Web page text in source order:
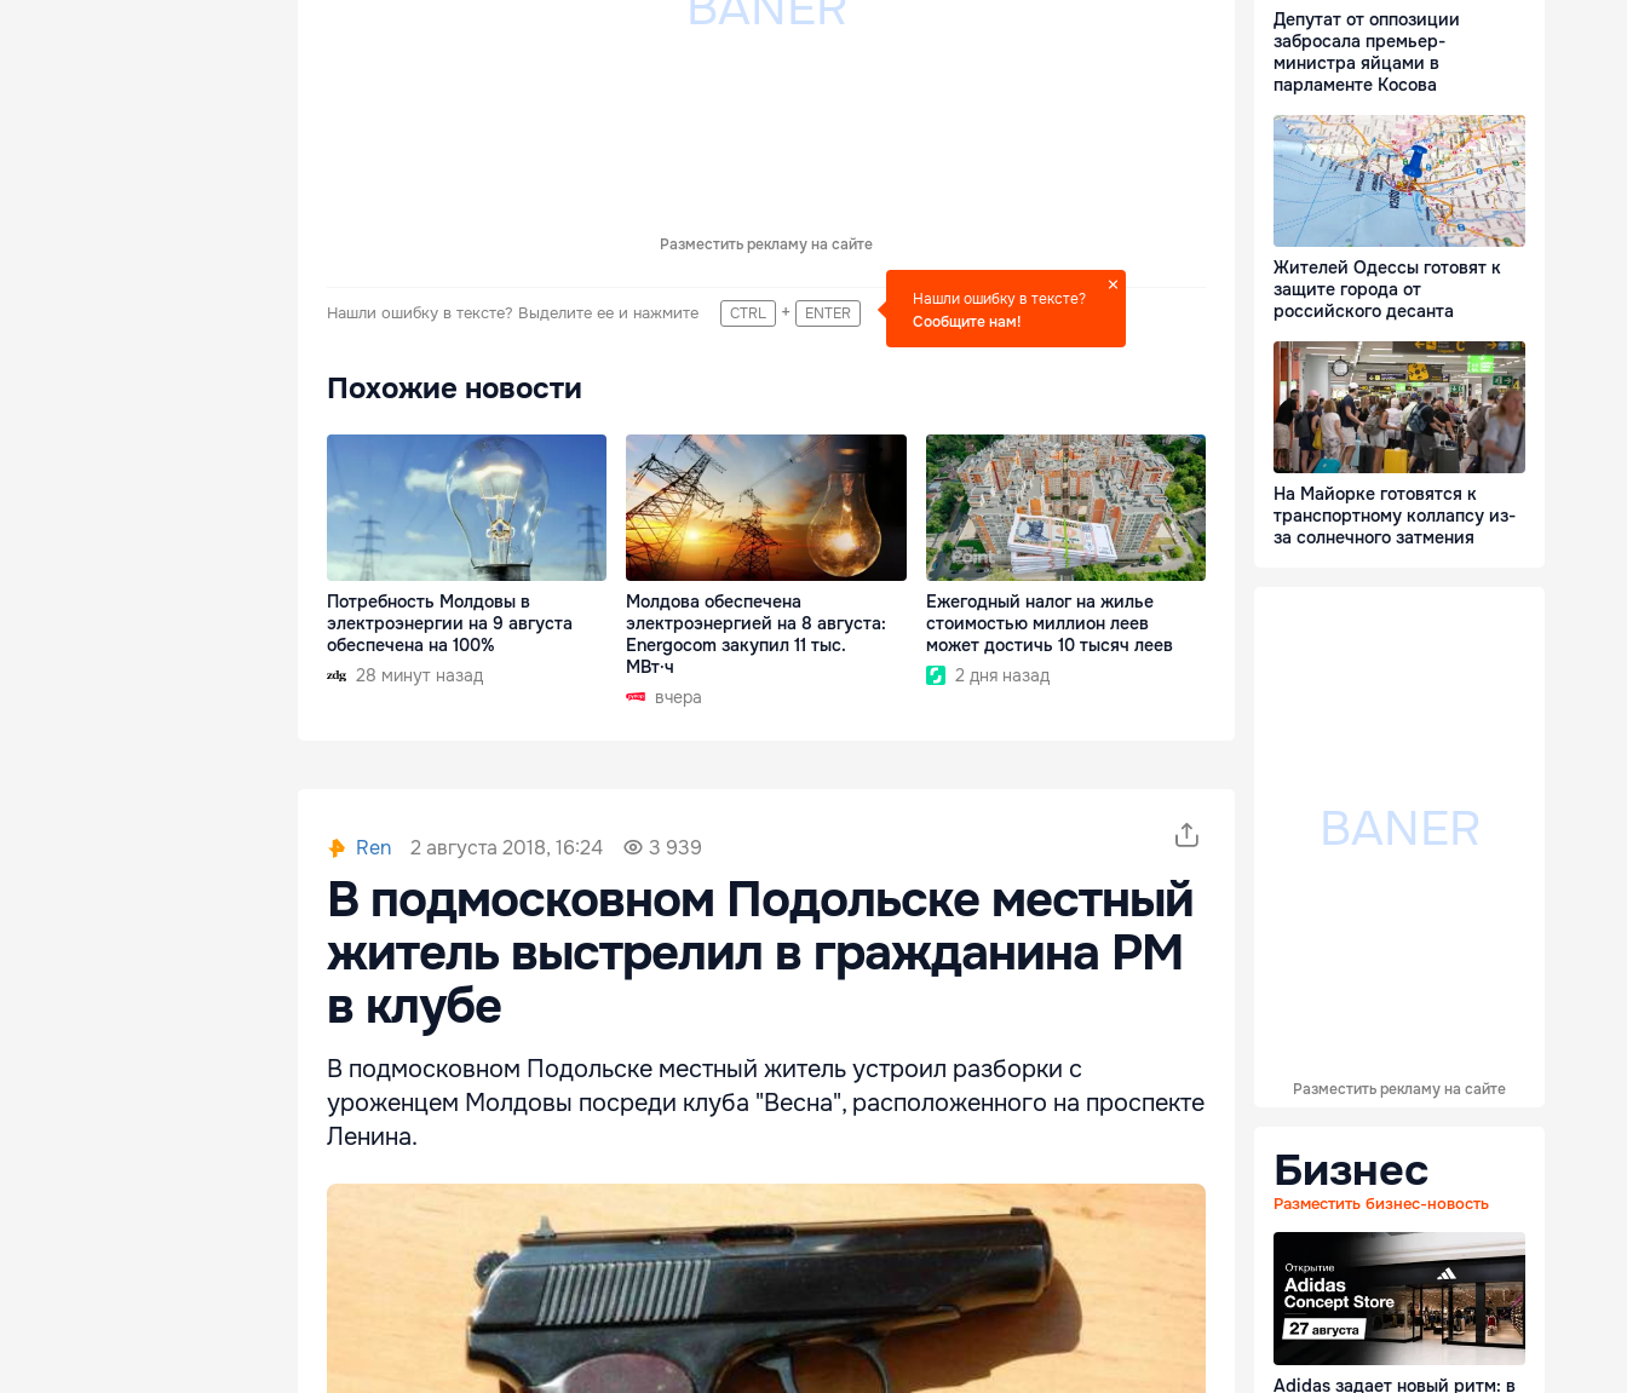
Разместить рекламу на сайте
Нашли ошибку в тексте? Выделите ее и нажмите CTRL + ENTER
Нашли ошибку в тексте?
Сообщите нам!
Похожие новости
Потребность Молдовы в
электроэнергии на 9 августа
обеспечена на 100%
28 минут назад
Молдова обеспечена
электроэнергией на 8 августа:
Energocom закупил 11 тыс.
МВт·ч
вчера
Ежегодный налог на жилье
стоимостью миллион леев
может достичь 10 тысяч леев
2 дня назад
Ren 2 августа 2018, 16:24 3 939
В подмосковном Подольске местный
житель выстрелил в гражданина РМ
в клубе
В подмосковном Подольске местный житель устроил разборки с
уроженцем Молдовы посреди клуба "Весна", расположенного на проспекте
Ленина.
Депутат от оппозиции
забросала премьер-
министра яйцами в
парламенте Косова
Жителей Одессы готовят к
защите города от
российского десанта
На Майорке готовятся к
транспортному коллапсу из-
за солнечного затмения
Разместить рекламу на сайте
Бизнес
Разместить бизнес-новость
Adidas задает новый ритм: в